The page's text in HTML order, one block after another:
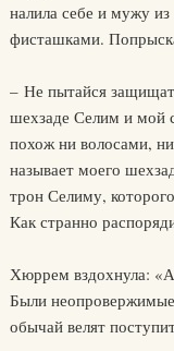
налила себе и мужу
фисташками.
– Не пытайся
шехзаде Селим и мой
похож ни волосами,
называет моего
трон Селиму,
Как странно
Хюррем вздохнула:
Были неопровержимые
обычай велят